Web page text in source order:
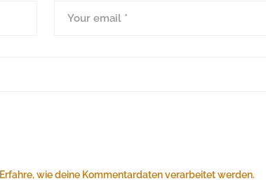
Erfahre, wie deine Kommentardaten verarbeitet werden.